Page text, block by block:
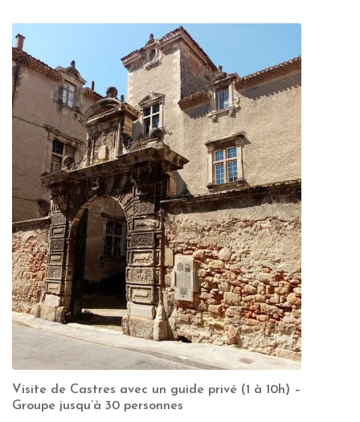
Visite de Castres avec un guide privé (1 à 10h) –
Groupe jusqu’à 30 personnes